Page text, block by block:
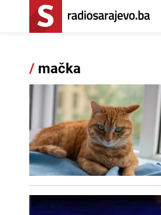
/ mačka